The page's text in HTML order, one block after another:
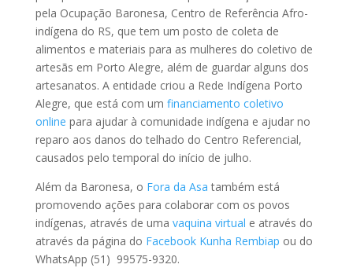
pela Ocupação Baronesa, Centro de Referência Afro-
indígena do RS, que tem um posto de coleta de
alimentos e materiais para as mulheres do coletivo de
artesãs em Porto Alegre, além de guardar alguns dos
artesanatos. A entidade criou a Rede Indígena Porto
Alegre, que está com um financiamento coletivo
online para ajudar à comunidade indígena e ajudar no
reparo aos danos do telhado do Centro Referencial,
causados pelo temporal do início de julho.
Além da Baronesa, o Fora da Asa também está
promovendo ações para colaborar com os povos
indígenas, através de uma vaquina virtual e através do
através da página do Facebook Kunha Rembiap ou do
WhatsApp (51) 99575-9320.